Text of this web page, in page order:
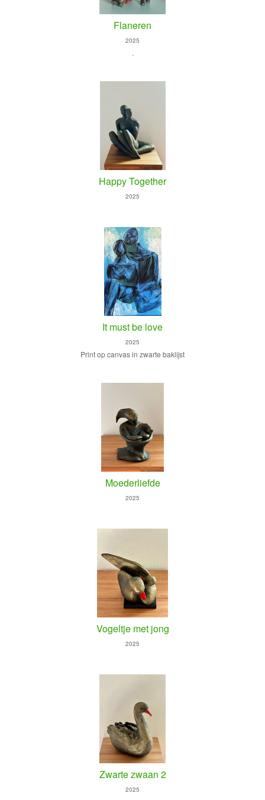
Flaneren
2025
.
Happy Together
2025
It must be love
2025
Print op canvas in zwarte baklijst
Moederliefde
2025
Vogeltje met jong
2025
Zwarte zwaan 2
2025